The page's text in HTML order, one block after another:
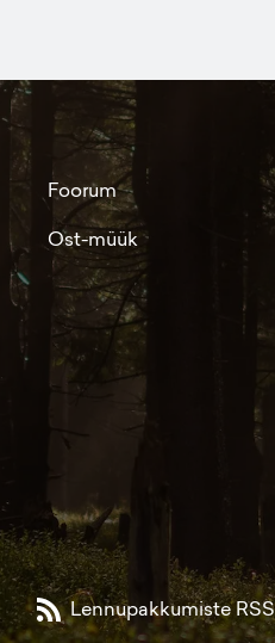
Foorum
Ost-müük
Lennupakkumiste RSS